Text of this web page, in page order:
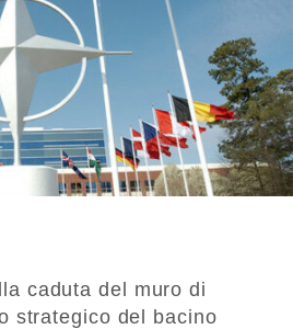
caduta del muro di
strategico del bacino